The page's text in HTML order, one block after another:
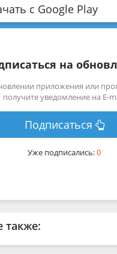
с Google Play
на
приложения или
получите уведомление на E-
Подписаться
Уже подписались:0
также: